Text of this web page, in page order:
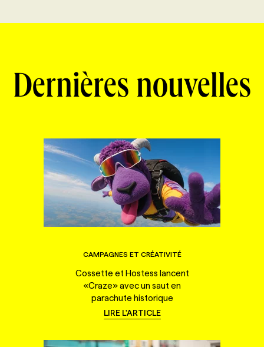
Dernières nouvelles
CAMPAGNES ET CRÉATIVITÉ
Cossette et Hostess lancent
«Craze» avec un saut en
parachute historique
LIRE L'ARTICLE